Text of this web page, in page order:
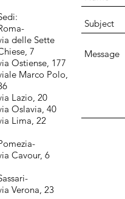
delle Sette
7
Ostiense, 177
Marco Polo,
Lazio, 20
Oslavia, 40
Lima, 22
Cavour, 6
Verona, 23